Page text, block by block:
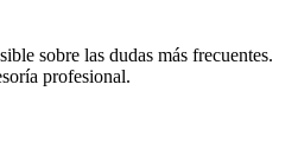
sobre las dudas más frecuentes.
profesional.